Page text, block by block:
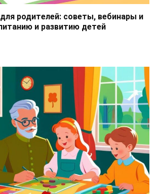
родителей: советы, вебинары и
и развитию детей